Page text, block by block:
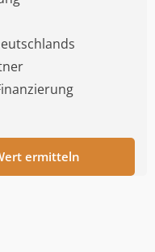
ermitteln